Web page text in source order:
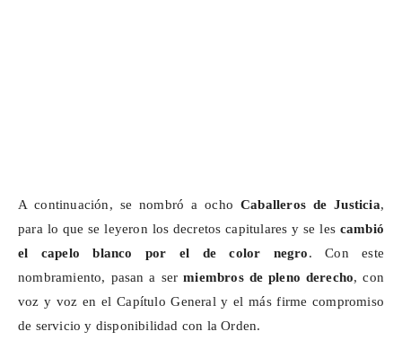
A continuación, se nombró a ocho Caballeros de Justicia,
para lo que se leyeron los decretos capitulares y se les cambió
el capelo blanco por el de color negro. Con este
nombramiento, pasan a sermiembros de pleno derecho, con
voz y voz en el Capítulo General y el más firme compromiso
de servicio y disponibilidad con la Orden.